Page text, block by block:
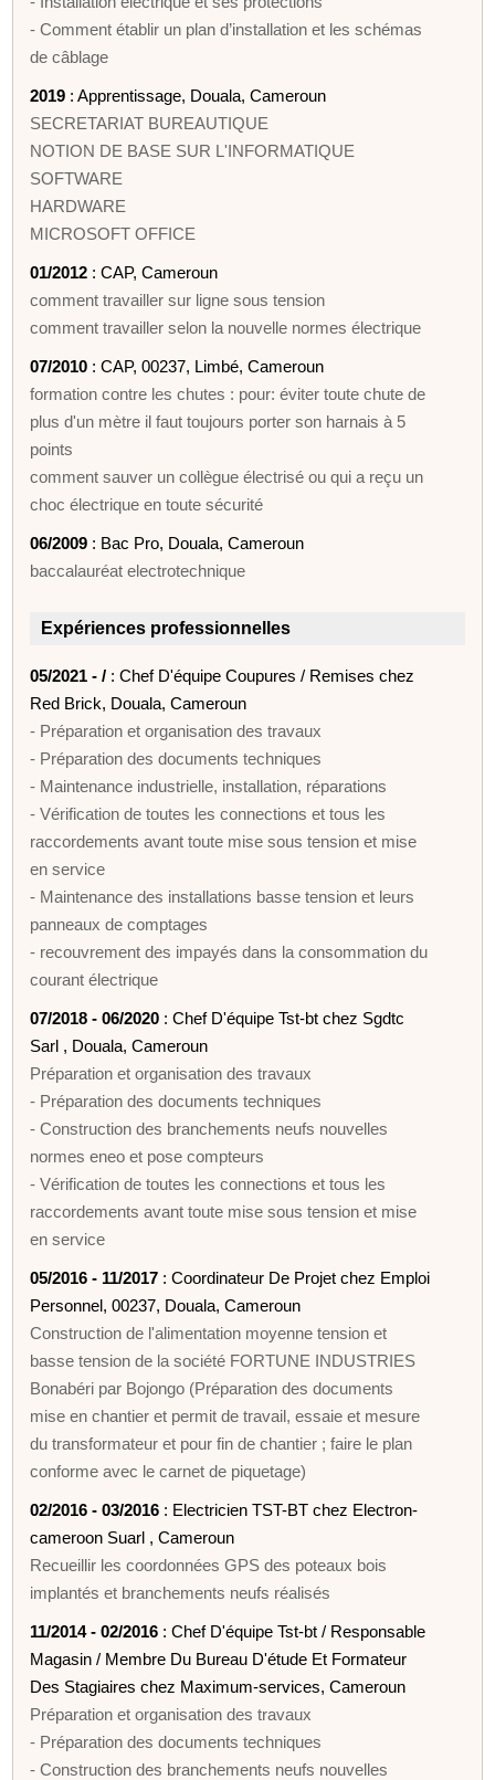
- Comment établir un plan d’installation et les schémas
de câblage
2019 : Apprentissage, Douala, Cameroun
SECRETARIAT BUREAUTIQUE
NOTION DE BASE SUR L'INFORMATIQUE
SOFTWARE
HARDWARE
MICROSOFT OFFICE
01/2012 : CAP, Cameroun
comment travailler sur ligne sous tension
comment travailler selon la nouvelle normes électrique
07/2010 : CAP, 00237, Limbé, Cameroun
formation contre les chutes : pour: éviter toute chute de
plus d'un mètre il faut toujours porter son harnais à 5
points
comment sauver un collègue électrisé ou qui a reçu un
choc électrique en toute sécurité
06/2009 : Bac Pro, Douala, Cameroun
baccalauréat electrotechnique
Expériences professionnelles
05/2021 - / : Chef D'équipe Coupures / Remises chez
Red Brick, Douala, Cameroun
- Préparation et organisation des travaux
- Préparation des documents techniques
- Maintenance industrielle, installation, réparations
- Vérification de toutes les connections et tous les
raccordements avant toute mise sous tension et mise
en service
- Maintenance des installations basse tension et leurs
panneaux de comptages
- recouvrement des impayés dans la consommation du
courant électrique
07/2018 - 06/2020 : Chef D'équipe Tst-bt chez Sgdtc
Sarl , Douala, Cameroun
Préparation et organisation des travaux
- Préparation des documents techniques
- Construction des branchements neufs nouvelles
normes eneo et pose compteurs
- Vérification de toutes les connections et tous les
raccordements avant toute mise sous tension et mise
en service
05/2016 - 11/2017 : Coordinateur De Projet chez Emploi
Personnel, 00237, Douala, Cameroun
Construction de l'alimentation moyenne tension et
basse tension de la société FORTUNE INDUSTRIES
Bonabéri par Bojongo (Préparation des documents
mise en chantier et permit de travail, essaie et mesure
du transformateur et pour fin de chantier ; faire le plan
conforme avec le carnet de piquetage)
02/2016 - 03/2016 : Electricien TST-BT chez Electron-
cameroon Suarl , Cameroun
Recueillir les coordonnées GPS des poteaux bois
implantés et branchements neufs réalisés
11/2014 - 02/2016 : Chef D'équipe Tst-bt / Responsable
Magasin / Membre Du Bureau D'étude Et Formateur
Des Stagiaires chez Maximum-services, Cameroun
Préparation et organisation des travaux
- Préparation des documents techniques
- Construction des branchements neufs nouvelles